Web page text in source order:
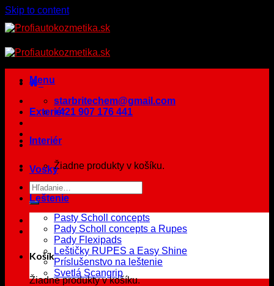
Skip to content
Menu
starbritechem@gmail.com
+421 907 176 441
Žiadne produkty v košíku.
Košík
Žiadne produkty v košíku.
Exteriér
Interiér
Vosky
Leštenie
Pasty Scholl concepts
Pady Scholl concepts a Rupes
Pady Flexipads
Leštičky RUPES a Easy Shine
Príslušenstvo na leštenie
Svetlá Scangrip